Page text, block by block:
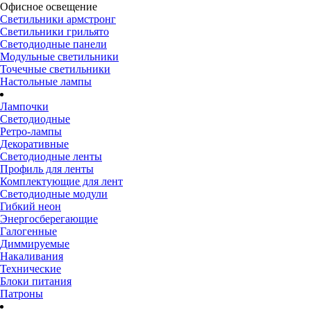
Офисное освещение
Светильники армстронг
Светильники грильято
Светодиодные панели
Модульные светильники
Точечные светильники
Настольные лампы
Лампочки
Светодиодные
Ретро-лампы
Декоративные
Светодиодные ленты
Профиль для ленты
Комплектующие для лент
Светодиодные модули
Гибкий неон
Энергосберегающие
Галогенные
Диммируемые
Накаливания
Технические
Блоки питания
Патроны